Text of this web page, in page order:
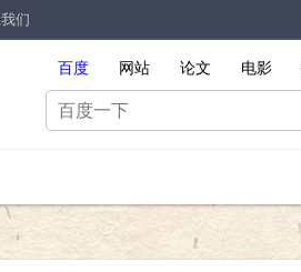
们
百度 网站 论文 电影